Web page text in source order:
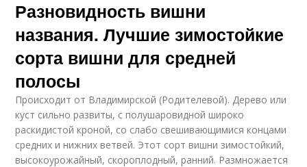
Разновидность вишни
названия. Лучшие зимостойкие
сорта вишни для средней
полосы
Происходит от Владимирской (Родителевой). Дерево или
куст сильно развиты, с полушаровидной широко
раскидистой кроной, со слабо свешивающимися концами
средних и нижних ветвей. Этот сорт вишни зимостойкий,
высокоурожайный, скороплодный, ранний. Размножается